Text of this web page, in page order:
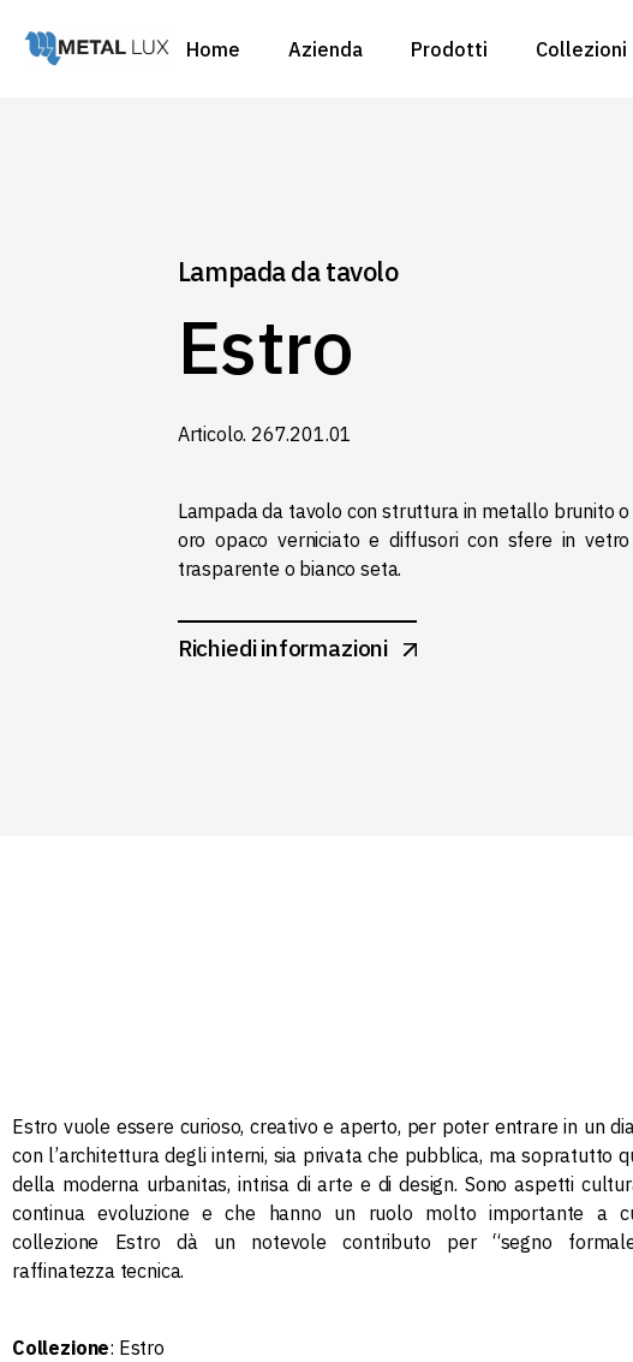
Home Azienda Prodotti Collezioni
Ambienti
Lampada da tavolo
Estro
Articolo. 267.201.01
Lampada da tavolo con struttura in metallo brunito o
oro opaco verniciato e diffusori con sfere in vetro
trasparente o bianco seta.‎
Richiedi informazioni
Estro vuole essere curioso, creativo e aperto, per poter entrare in un
con l’architettura degli interni, sia privata che pubblica, ma sopratutto
della moderna urbanitas, intrisa di arte e di design. Sono aspetti
continua evoluzione e che hanno un ruolo molto importante a
collezione Estro dà un notevole contributo per “segno
raffinatezza tecnica.
Collezione: Estro